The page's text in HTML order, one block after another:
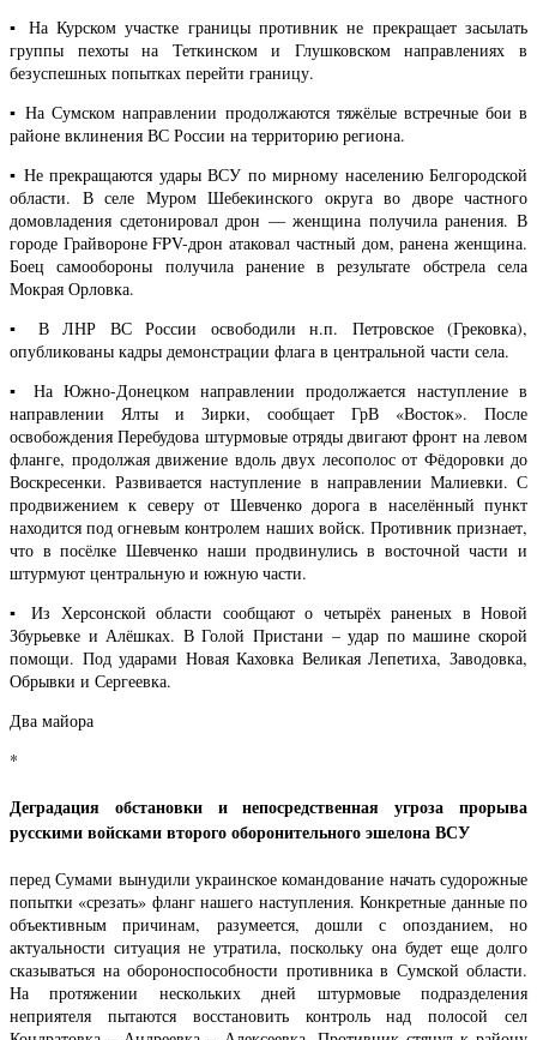
▪️ На Курском участке границы противник не прекращает засылать
группы пехоты на Теткинском и Глушковском направлениях в
безуспешных попытках перейти границу.
▪️ На Сумском направлении продолжаются тяжёлые встречные бои в
районе вклинения ВС России на территорию региона.
▪️ Не прекращаются удары ВСУ по мирному населению Белгородской
области. В селе Муром Шебекинского округа во дворе частного
домовладения сдетонировал дрон — женщина получила ранения. В
городе Грайвороне FPV-дрон атаковал частный дом, ранена женщина.
Боец самообороны получила ранение в результате обстрела села
Мокрая Орловка.
▪️ В ЛНР ВС России освободили н.п. Петровское (Грековка),
опубликованы кадры демонстрации флага в центральной части села.
▪️ На Южно-Донецком направлении продолжается наступление в
направлении Ялты и Зирки, сообщает ГрВ «Восток». После
освобождения Перебудова штурмовые отряды двигают фронт на левом
фланге, продолжая движение вдоль двух лесополос от Фёдоровки до
Воскресенки. Развивается наступление в направлении Малиевки. С
продвижением к северу от Шевченко дорога в населённый пункт
находится под огневым контролем наших войск. Противник признает,
что в посёлке Шевченко наши продвинулись в восточной части и
штурмуют центральную и южную части.
▪️ Из Херсонской области сообщают о четырёх раненых в Новой
Збурьевке и Алёшках. В Голой Пристани – удар по машине скорой
помощи. Под ударами Новая Каховка Великая Лепетиха, Заводовка,
Обрывки и Сергеевка.
Два майора
*
Деградация обстановки и непосредственная угроза прорыва
русскими войсками второго оборонительного эшелона ВСУ
перед Сумами вынудили украинское командование начать судорожные
попытки «срезать» фланг нашего наступления. Конкретные данные по
объективным причинам, разумеется, дошли с опозданием, но
актуальности ситуация не утратила, поскольку она будет еще долго
сказываться на обороноспособности противника в Сумской области.
На протяжении нескольких дней штурмовые подразделения
неприятеля пытаются восстановить контроль над полосой сел